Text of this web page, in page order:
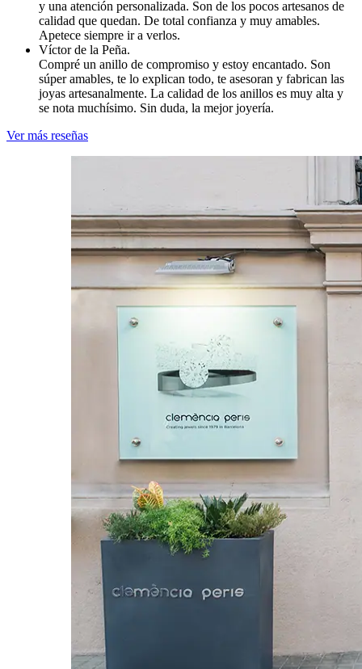
y una atención personalizada. Son de los pocos artesanos de
calidad que quedan. De total confianza y muy amables.
Apetece siempre ir a verlos.
Víctor de la Peña.
Compré un anillo de compromiso y estoy encantado. Son
súper amables, te lo explican todo, te asesoran y fabrican las
joyas artesanalmente. La calidad de los anillos es muy alta y
se nota muchísimo. Sin duda, la mejor joyería.
Ver más reseñas